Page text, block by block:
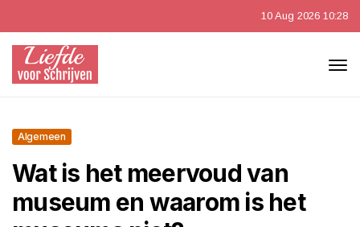
10 Aug 2026 10:28
Algemeen
Wat is het meervoud van
museum en waarom is het